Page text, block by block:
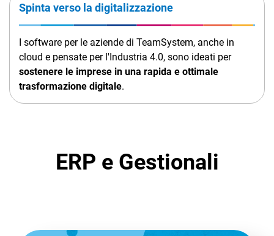
Spinta verso la digitalizzazione
I software per le aziende di TeamSystem, anche in
cloud e pensate per l'Industria 4.0, sono ideati per
sostenere le imprese in una rapida e ottimale
trasformazione digitale.
ERP e Gestionali